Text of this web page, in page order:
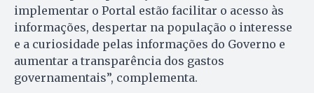
implementar o Portal estão facilitar o acesso às
informações, despertar na população o interesse
e a curiosidade pelas informações do Governo e
aumentar a transparência dos gastos
governamentais”, complementa.